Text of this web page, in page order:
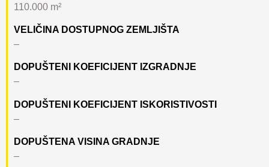
110.000 m²
VELIČINA DOSTUPNOG ZEMLJIŠTA
–
DOPUŠTENI KOEFICIJENT IZGRADNJE
–
DOPUŠTENI KOEFICIJENT ISKORISTIVOSTI
–
DOPUŠTENA VISINA GRADNJE
–